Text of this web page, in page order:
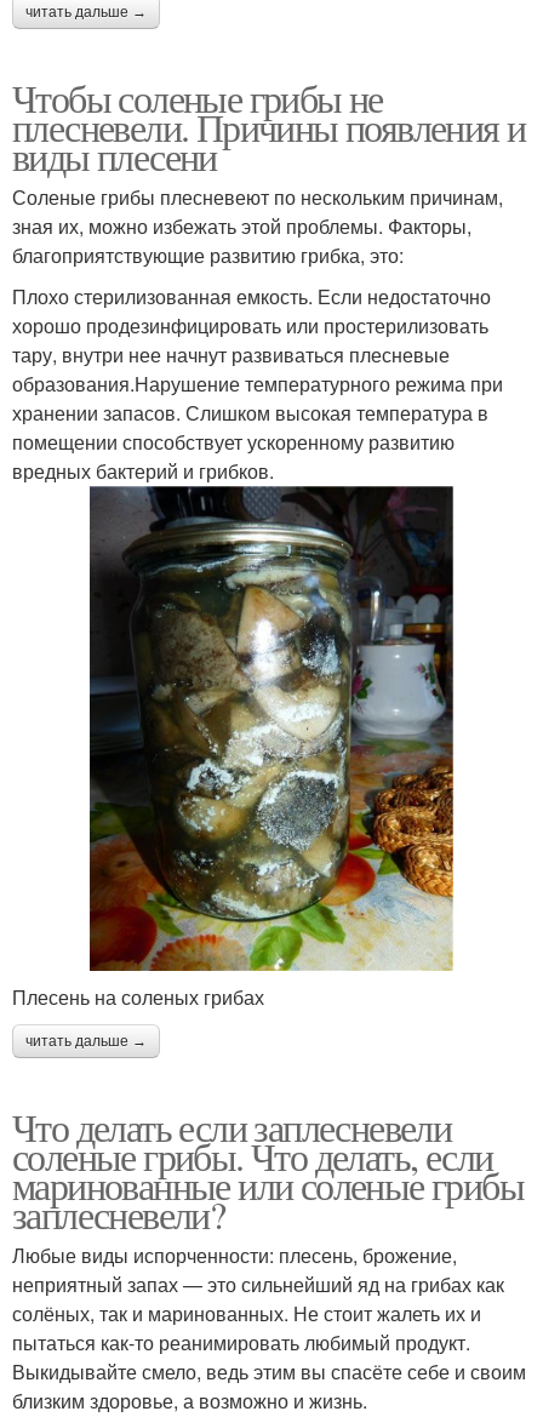
читать дальше →
Чтобы соленые грибы не
плесневели. Причины появления и
виды плесени
Соленые грибы плесневеют по нескольким причинам,
зная их, можно избежать этой проблемы. Факторы,
благоприятствующие развитию грибка, это:
Плохо стерилизованная емкость. Если недостаточно
хорошо продезинфицировать или простерилизовать
тару, внутри нее начнут развиваться плесневые
образования.Нарушение температурного режима при
хранении запасов. Слишком высокая температура в
помещении способствует ускоренному развитию
вредных бактерий и грибков.
Плесень на соленых грибах
читать дальше →
Что делать если заплесневели
соленые грибы. Что делать, если
маринованные или соленые грибы
заплесневели?
Любые виды испорченности: плесень, брожение,
неприятный запах — это сильнейший яд на грибах как
солёных, так и маринованных. Не стоит жалеть их и
пытаться как-то реанимировать любимый продукт.
Выкидывайте смело, ведь этим вы спасёте себе и своим
близким здоровье, а возможно и жизнь.